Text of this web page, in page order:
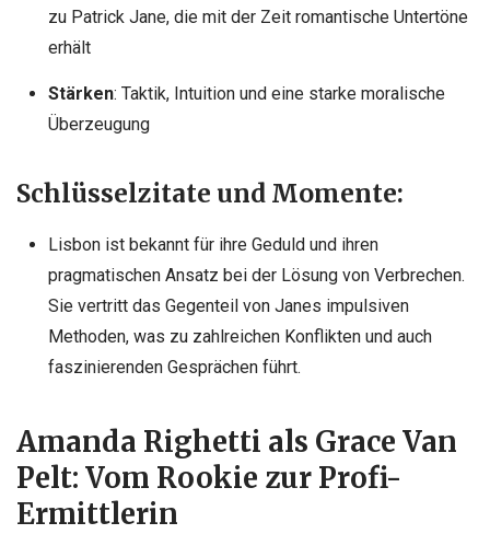
zu Patrick Jane, die mit der Zeit romantische Untertöne
erhält
Stärken: Taktik, Intuition und eine starke moralische
Überzeugung
Schlüsselzitate und Momente:
Lisbon ist bekannt für ihre Geduld und ihren
pragmatischen Ansatz bei der Lösung von Verbrechen.
Sie vertritt das Gegenteil von Janes impulsiven
Methoden, was zu zahlreichen Konflikten und auch
faszinierenden Gesprächen führt.
Amanda Righetti als Grace Van
Pelt: Vom Rookie zur Profi-
Ermittlerin